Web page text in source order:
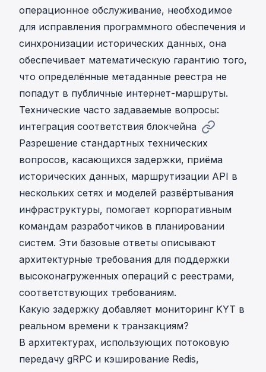
операционное обслуживание, необходимое
для исправления программного обеспечения и
синхронизации исторических данных, она
обеспечивает математическую гарантию того,
что определённые метаданные реестра не
попадут в публичные интернет-маршруты.
Технические часто задаваемые вопросы:
интеграция соответствия блокчейна
Разрешение стандартных технических
вопросов, касающихся задержки, приёма
исторических данных, маршрутизации API в
нескольких сетях и моделей развёртывания
инфраструктуры, помогает корпоративным
командам разработчиков в планировании
систем. Эти базовые ответы описывают
архитектурные требования для поддержки
высоконагруженных операций с реестрами,
соответствующих требованиям.
Какую задержку добавляет мониторинг KYT в
реальном времени к транзакциям?
В архитектурах, использующих потоковую
передачу gRPC и кэширование Redis,